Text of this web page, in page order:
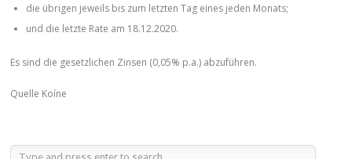
die übrigen jeweils bis zum letzten Tag eines jeden Monats;
und die letzte Rate am 18.12.2020.
Es sind die gesetzlichen Zinsen (0,05% p.a.) abzuführen.
Quelle Koíne